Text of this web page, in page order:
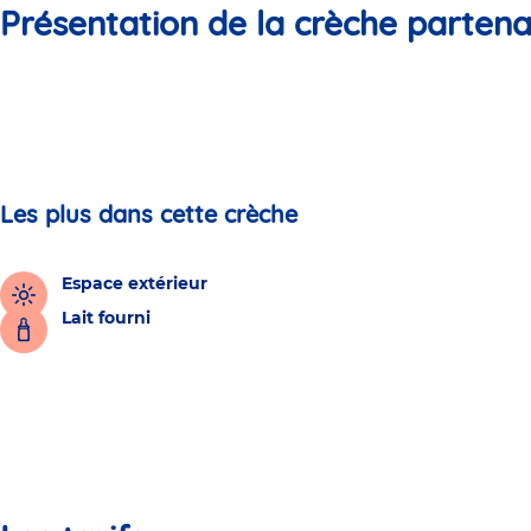
Présentation de la crèche
Les plus dans cette crèche
Espace extérieur
Lait fourni